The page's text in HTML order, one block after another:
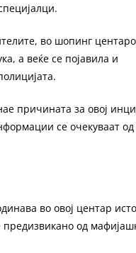
во шопинг
а веќе се појавила и
причината за овој
се очекуваат од
во овој центар
од